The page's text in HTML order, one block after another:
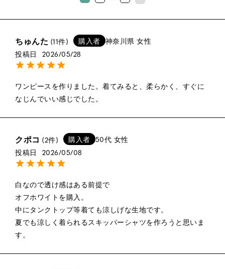
ちゅんた 11 購入者 神奈川県 女性
投稿日
2026/05/28
ワンピースを作りました。着てみると、柔らかく、すぐに
なじんでいい感じでした。
クポコ 2 購入者 50代 女性
投稿日
2026/05/08
白なので透け感はある前提で
オフホワイトを購入。
中にタンクトップ等着ても涼しげな生地です。
夏でも涼しく着られるスキッパーシャツを作ろうと思いま
す。